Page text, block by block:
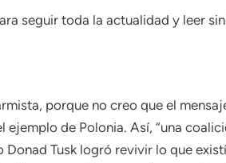
seguir toda la actualidad y leer
porque no creo que el
ejemplo de Polonia. Así, “una
Tusk logró revivir lo que